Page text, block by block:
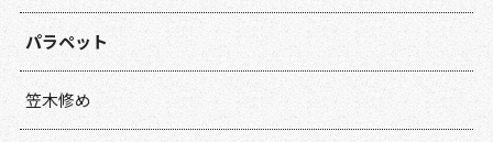
パラペット
笠木修め